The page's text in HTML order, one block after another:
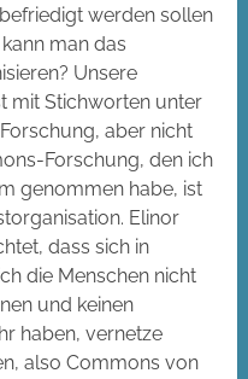
werden sollen
man das
Unsere
mit Stichworten unter
aber nicht
Forschung, den ich
genommen habe, ist
Elinor
dass sich in
die Menschen nicht
und keinen
haben, vernetze
also Commons von